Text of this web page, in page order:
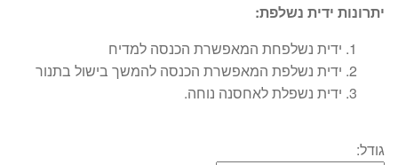
יתרונות ידית נשלפת:
ידית נשלפחת המאפשרת הכנסה למדיח
ידית נשלפת המאפשרת הכנסה להמשך בישול בתנור
ידית נשפלת לאחסנה נוחה.
גודל: